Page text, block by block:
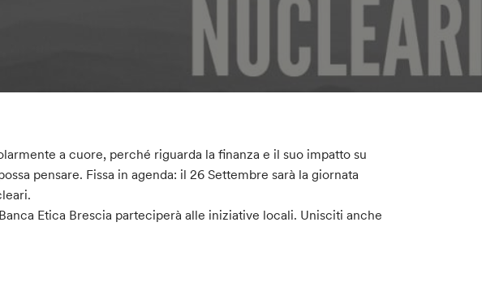
a cuore, perché riguarda la finanza e il suo impatto su
pensare. Fissa in agenda: il 26 Settembre sarà la giornata
Etica Brescia parteciperà alle iniziative locali. Unisciti anche